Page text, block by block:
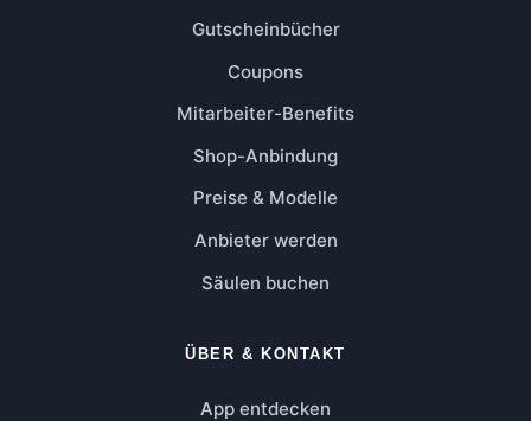
Gutscheinbücher
Coupons
Mitarbeiter-Benefits
Shop-Anbindung
Preise & Modelle
Anbieter werden
Säulen buchen
ÜBER & KONTAKT
App entdecken